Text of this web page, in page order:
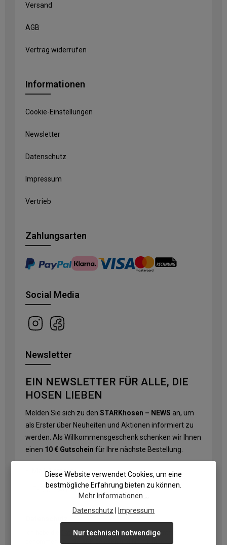
Versand
AGB
Vertrag widerrufen
Informationen
Cookie-Einstellungen
Newsletter
Datenschutz
Impressum
Vertrieb
Zahlungsarten
Social Media
Newsletter
EIN NEWSLETTER FÜR ALLE, DIE
HOSEN LIEBEN
Melden Sie sich zu den STARKhosen – NEWS an, um
als Erster über Neuheiten und Aktionen informiert zu
werden. Als Willkommensgeschenk schenken wir Ihnen
einen 10 € Gutschein für Ihre nächste Bestellung.
E-Mail-Adresse
Datenschutzbestimmungenzur Kenntnis
genommen und die
Diese Website verwendet Cookies, um eine
bestmögliche Erfahrung bieten zu können.
Mehr Informationen ...
Datenschutz
Impressum
Nur technisch notwendige